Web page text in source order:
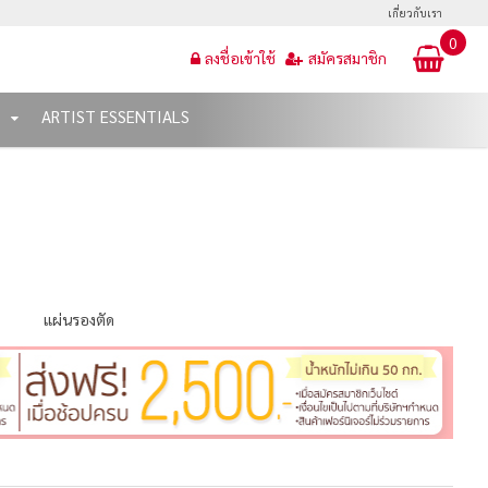
เกี่ยวกับเรา
0
ลงชื่อเข้าใช้ สมัครสมาชิก
ARTIST ESSENTIALS
แผ่นรองตัด